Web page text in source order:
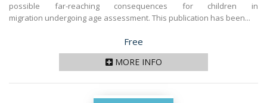
possible far-reaching consequences for children in
migration undergoing age assessment. This publication has been...
Price
Free
MORE INFO